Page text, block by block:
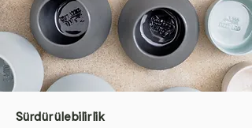
Sürdürülebilirlik